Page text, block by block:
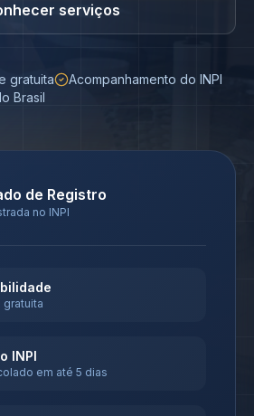
serviços
gratuita
Acompanhamento do INPI
Brasil
de Registro
no INPI
gratuita
INPI
em até 5 dias